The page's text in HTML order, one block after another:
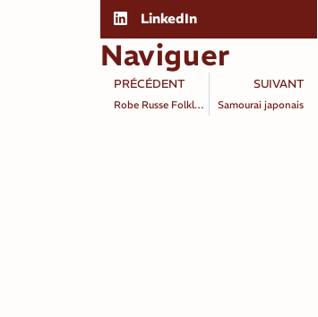
LinkedIn
Naviguer
PRÉCÉDENT
Robe Russe Folklorique
SUIVANT
Samourai japonais